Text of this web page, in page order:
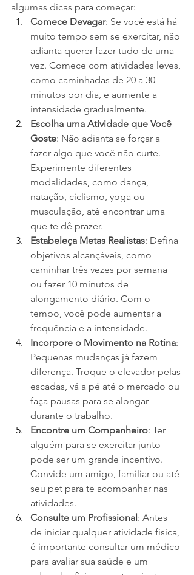
algumas dicas para começar:
Comece Devagar: Se você está há
muito tempo sem se exercitar, não
adianta querer fazer tudo de uma
vez. Comece com atividades leves,
como caminhadas de 20 a 30
minutos por dia, e aumente a
intensidade gradualmente.
Escolha uma Atividade que Você
Goste: Não adianta se forçar a
fazer algo que você não curte.
Experimente diferentes
modalidades, como dança,
natação, ciclismo, yoga ou
musculação, até encontrar uma
que te dê prazer.
Estabeleça Metas Realistas: Defina
objetivos alcançáveis, como
caminhar três vezes por semana
ou fazer 10 minutos de
alongamento diário. Com o
tempo, você pode aumentar a
frequência e a intensidade.
Incorpore o Movimento na Rotina:
Pequenas mudanças já fazem
diferença. Troque o elevador pelas
escadas, vá a pé até o mercado ou
faça pausas para se alongar
durante o trabalho.
Encontre um Companheiro: Ter
alguém para se exercitar junto
pode ser um grande incentivo.
Convide um amigo, familiar ou até
seu pet para te acompanhar nas
atividades.
Consulte um Profissional: Antes
de iniciar qualquer atividade física,
é importante consultar um médico
para avaliar sua saúde e um